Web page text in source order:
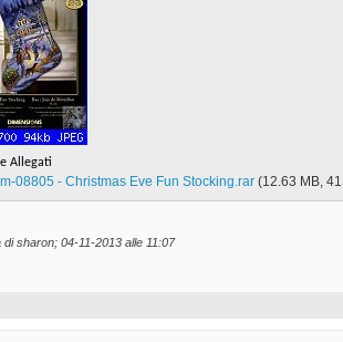
Allegati
08805 - Christmas Eve Fun Stocking.rar‎ (12.63 MB,
di sharon; 04-11-2013 alle 11:07